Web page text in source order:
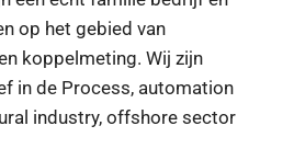
op het gebied van
koppelmeting. Wij zijn
in de Process, automation
industry, offshore sector